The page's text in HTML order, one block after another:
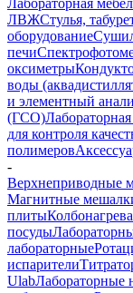
ЛВЖСтулья,
оборудование
печи
оксиметры
воды
и элементный
(ГСО)
для контроля
полимеров
-
Верхнеприводные
Магнитные
плиты
посуды
лабораторные
испарители
UlabЛабораторные